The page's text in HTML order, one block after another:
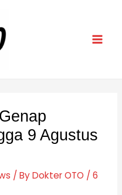
9 Agustus
/ ByDokter OTO /6